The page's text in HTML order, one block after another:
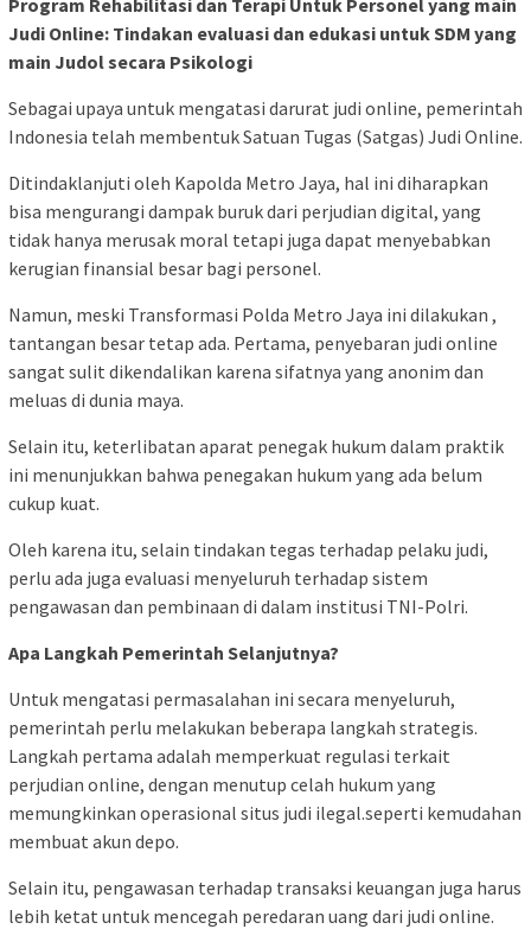
Judi Online: Tindakan evaluasi dan edukasi untuk SDM yang
main Judol secara Psikologi
Sebagai upaya untuk mengatasi darurat judi online, pemerintah
Indonesia telah membentuk Satuan Tugas (Satgas) Judi Online.
Ditindaklanjuti oleh Kapolda Metro Jaya, hal ini diharapkan
bisa mengurangi dampak buruk dari perjudian digital, yang
tidak hanya merusak moral tetapi juga dapat menyebabkan
kerugian finansial besar bagi personel.
Namun, meski Transformasi Polda Metro Jaya ini dilakukan ,
tantangan besar tetap ada. Pertama, penyebaran judi online
sangat sulit dikendalikan karena sifatnya yang anonim dan
meluas di dunia maya.
Selain itu, keterlibatan aparat penegak hukum dalam praktik
ini menunjukkan bahwa penegakan hukum yang ada belum
cukup kuat.
Oleh karena itu, selain tindakan tegas terhadap pelaku judi,
perlu ada juga evaluasi menyeluruh terhadap sistem
pengawasan dan pembinaan di dalam institusi TNI-Polri.
Apa Langkah Pemerintah Selanjutnya?
Untuk mengatasi permasalahan ini secara menyeluruh,
pemerintah perlu melakukan beberapa langkah strategis.
Langkah pertama adalah memperkuat regulasi terkait
perjudian online, dengan menutup celah hukum yang
memungkinkan operasional situs judi ilegal.seperti kemudahan
membuat akun depo.
Selain itu, pengawasan terhadap transaksi keuangan juga harus
lebih ketat untuk mencegah peredaran uang dari judi online.